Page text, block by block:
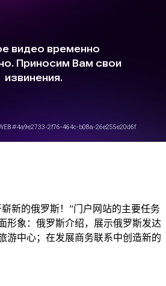
新的俄罗斯！”门户网站的主要任务
形象：俄罗斯介绍，展示俄罗斯发达
游中心；在发展商务联系中创造新的